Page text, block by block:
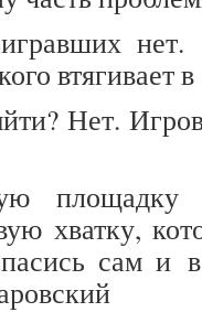
втягивает
Нет.
хватку,
сам и